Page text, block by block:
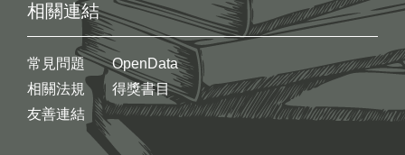
相關連結
常見問題
相關法規
友善連結
OpenData
得獎書目